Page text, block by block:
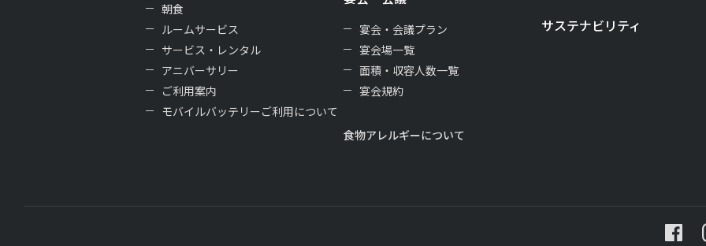
朝食
ルームサービス
サービス・レンタル
アニバーサリー
ご利用案内
モバイルバッテリーご利用について
宴会・会議プラン
宴会場一覧
面積・収容人数一覧
宴会規約
食物アレルギーについて
サステナビリティ